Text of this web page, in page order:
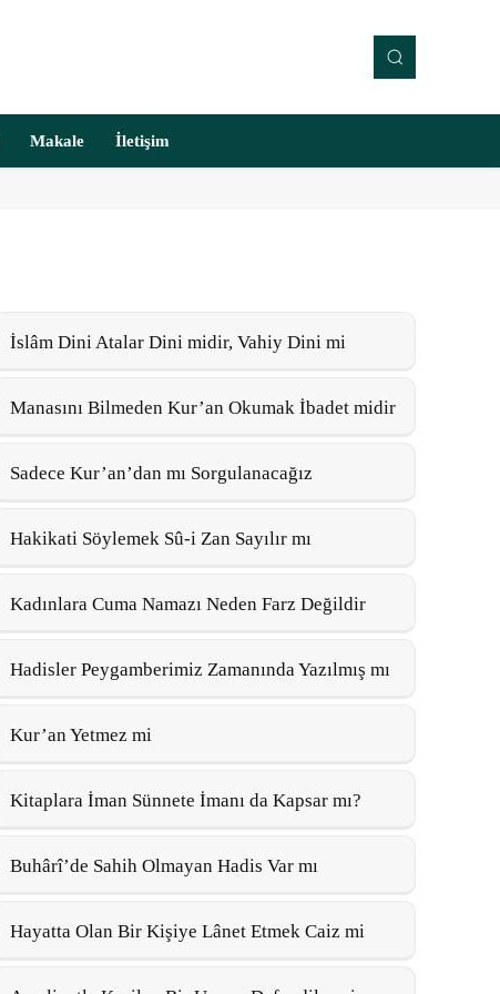
Makale İletişim
İslâm Dini Atalar Dini midir, Vahiy Dini mi
Manasını Bilmeden Kur’an Okumak İbadet midir
Sadece Kur’an’dan mı Sorgulanacağız
Hakikati Söylemek Sû-i Zan Sayılır mı
Kadınlara Cuma Namazı Neden Farz Değildir
Hadisler Peygamberimiz Zamanında Yazılmış mı
Kur’an Yetmez mi
Kitaplara İman Sünnete İmanı da Kapsar mı?
Buhârî’de Sahih Olmayan Hadis Var mı
Hayatta Olan Bir Kişiye Lânet Etmek Caiz mi